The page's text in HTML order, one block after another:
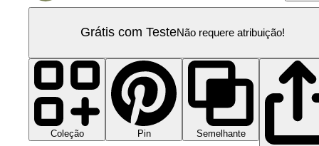
Grátis com TesteNão requere atribuição!
Coleção Pin
Semelhante